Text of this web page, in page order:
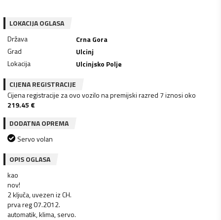
LOKACIJA OGLASA
Država
Crna Gora
Grad
Ulcinj
Lokacija
Ulcinjsko Polje
CIJENA REGISTRACIJE
Cijena registracije za ovo vozilo na premijski razred 7 iznosi oko
219.45 €
DODATNA OPREMA
Servo volan
OPIS OGLASA
kao
nov!
2 ključa, uvezen iz CH.
prva reg 07.2012.
automatik, klima, servo.